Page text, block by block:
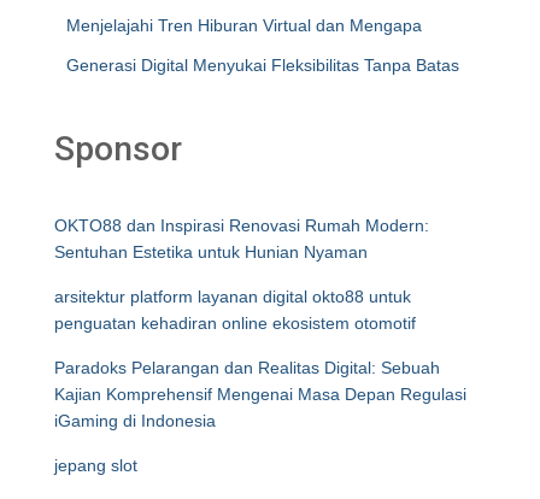
Menjelajahi Tren Hiburan Virtual dan Mengapa
Generasi Digital Menyukai Fleksibilitas Tanpa Batas
Sponsor
OKTO88 dan Inspirasi Renovasi Rumah Modern:
Sentuhan Estetika untuk Hunian Nyaman
arsitektur platform layanan digital okto88 untuk
penguatan kehadiran online ekosistem otomotif
Paradoks Pelarangan dan Realitas Digital: Sebuah
Kajian Komprehensif Mengenai Masa Depan Regulasi
iGaming di Indonesia
jepang slot